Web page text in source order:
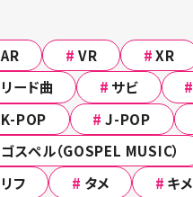
AR # VR # XR
リード曲 # サビ #
K-POP # J-POP
ゴスペル（GOSPEL MUSIC）
リフ # タメ # キメ